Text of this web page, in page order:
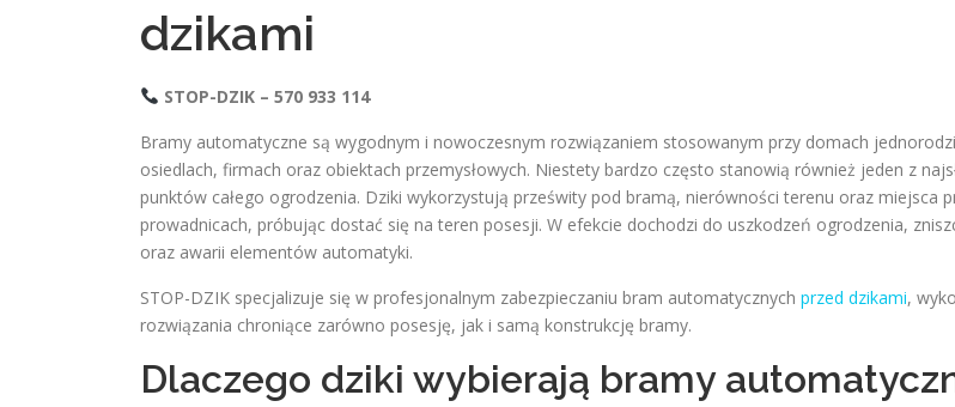
dzikami
STOP-DZIK – 570 933 114
Bramy automatyczne są wygodnym i nowoczesnym rozwiązaniem stosowanym przy domach
osiedlach, firmach oraz obiektach przemysłowych. Niestety bardzo często stanowią również jeden z
punktów całego ogrodzenia. Dziki wykorzystują prześwity pod bramą, nierówności terenu oraz miejsca
prowadnicach, próbując dostać się na teren posesji. W efekcie dochodzi do uszkodzeń ogrodzenia,
oraz awarii elementów automatyki.
STOP-DZIK specjalizuje się w profesjonalnym zabezpieczaniu bram automatycznych przed dzikami,
rozwiązania chroniące zarówno posesję, jak i samą konstrukcję bramy.
Dlaczego dziki wybierają bramy